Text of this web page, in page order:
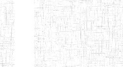
Début Préc. 1
Suivant
Fin